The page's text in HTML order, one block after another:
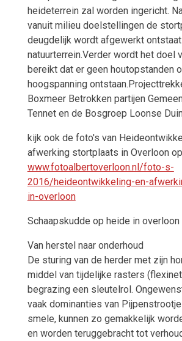
heideterrein zal worden ingericht.
vanuit milieu doelstellingen de
deugdelijk wordt afgewerkt
natuurterrein.Verder wordt het doel
bereikt dat er geen houtopstanden
hoogspanning
Boxmeer Betrokken partijen
Tennet en de Bosgroep Loonse
kijk ook de foto's van
afwerking stortplaats in Overloon op
www.fotoalbertoverloon.nl/foto-s-
2016/heideontwikkeling-en-
in-overloon
Schaapskudde op heide in overloon
Van herstel naar onderhoud
De sturing van de herder met zijn
middel van tijdelijke rasters
begrazing een sleutelrol.
vaak dominanties van
smele, kunnen zo gemakkelijk
en worden teruggebracht tot